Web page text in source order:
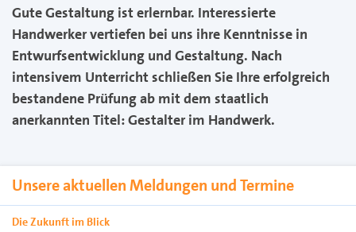
Gute Gestaltung ist erlernbar. Interessierte
Handwerker vertiefen bei uns ihre Kenntnisse in
Entwurfsentwicklung und Gestaltung. Nach
intensivem Unterricht schließen Sie Ihre erfolgreich
bestandene Prüfung ab mit dem staatlich
anerkannten Titel: Gestalter im Handwerk.
Unsere aktuellen Meldungen und Termine
Die Zukunft im Blick